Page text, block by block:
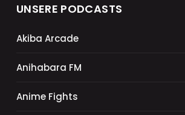
UNSERE PODCASTS
Akiba Arcade
Anihabara FM
Anime Fights